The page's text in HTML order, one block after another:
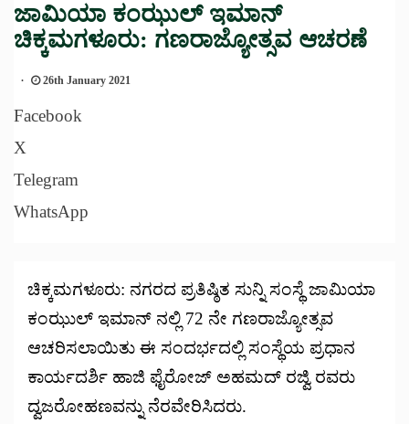
ಜಾಮಿಯಾ ಕಂಝುಲ್ ಇಮಾನ್
ಚಿಕ್ಕಮಗಳೂರು: ಗಣರಾಜ್ಯೋತ್ಸವ ಆಚರಣೆ
26th January 2021
Facebook
X
Telegram
WhatsApp
ಚಿಕ್ಕಮಗಳೂರು: ನಗರದ ಪ್ರತಿಷ್ಠಿತ ಸುನ್ನಿ ಸಂಸ್ಥೆ ಜಾಮಿಯಾ
ಕಂಝುಲ್ ಇಮಾನ್ ನಲ್ಲಿ 72 ನೇ ಗಣರಾಜ್ಯೋತ್ಸವ
ಆಚರಿಸಲಾಯಿತು ಈ ಸಂದರ್ಭದಲ್ಲಿ ಸಂಸ್ಥೆಯ ಪ್ರಧಾನ
ಕಾರ್ಯದರ್ಶಿ ಹಾಜಿ ಫೈರೋಜ್ ಅಹಮದ್ ರಜ್ವಿ ರವರು
ದ್ವಜರೋಹಣವನ್ನು ನೆರವೇರಿಸಿದರು.